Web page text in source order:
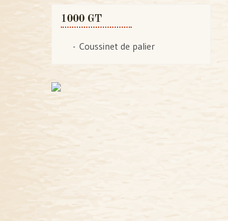
1000 GT
Coussinet de palier